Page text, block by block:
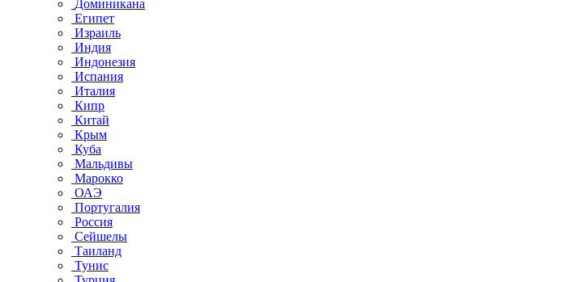
Доминикана
Египет
Израиль
Индия
Индонезия
Испания
Италия
Кипр
Китай
Крым
Куба
Мальдивы
Марокко
ОАЭ
Португалия
Россия
Сейшелы
Таиланд
Тунис